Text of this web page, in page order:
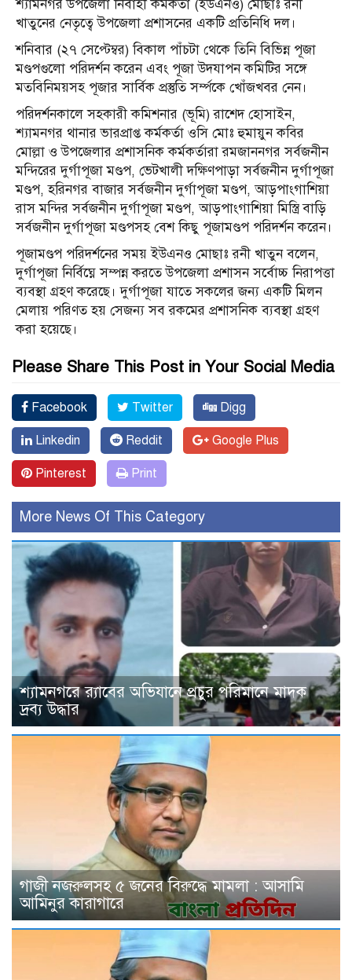
শ্যামনগর উপজেলা নির্বাহী কর্মকর্তা (ইউএনও) মোছাঃ রনী
খাতুনের নেতৃত্বে উপজেলা প্রশাসনের একটি প্রতিনিধি দল।
শনিবার (২৭ সেপ্টেম্বর) বিকাল পাঁচটা থেকে তিনি বিভিন্ন পূজা
মণ্ডপগুলো পরিদর্শন করেন এবং পূজা উদযাপন কমিটির সঙ্গে
মতবিনিময়সহ পূজার সার্বিক প্রস্তুতি সর্ম্পকে খোঁজখবর নেন।
পরিদর্শনকালে সহকারী কমিশনার (ভূমি) রাশেদ হোসাইন,
শ্যামনগর থানার ভারপ্রাপ্ত কর্মকর্তা ওসি মোঃ হুমায়ুন কবির
মোল্লা ও উপজেলার প্রশাসনিক কর্মকর্তারা রমজাননগর সর্বজনীন
মন্দিরের দুর্গাপূজা মণ্ডপ, ভেটখালী দক্ষিণপাড়া সর্বজনীন দুর্গাপূজা
মণ্ডপ, হরিনগর বাজার সর্বজনীন‎ দুর্গাপূজা মণ্ডপ, আড়পাংগাশিয়া
রাস মন্দির সর্বজনীন দুর্গাপূজা মণ্ডপ, আড়পাংগাশিয়া মিস্ত্রি বাড়ি
সর্বজনীন দুর্গাপূজা মণ্ডপসহ বেশ কিছু পূজামণ্ডপ পরিদর্শন করেন।
পূজামণ্ডপ পরিদর্শনের সময় ইউএনও মোছাঃ রনী খাতুন বলেন,
দুর্গাপূজা নির্বিঘ্নে সম্পন্ন করতে উপজেলা প্রশাসন সর্বোচ্চ নিরাপত্তা
ব্যবস্থা গ্রহণ করেছে। দুর্গাপূজা যাতে সকলের জন্য একটি মিলন
মেলায় পরিণত হয় সেজন্য সব রকমের প্রশাসনিক ব্যবস্থা গ্রহণ
করা হয়েছে।
Please Share This Post in Your Social Media
Facebook Twitter Digg
Linkedin Reddit Google Plus
Pinterest Print
More News Of This Category
শ্যামনগরে র‍্যাবের অভিযানে প্রচুর পরিমানে মাদক
দ্রব্য উদ্ধার
গাজী নজরুলসহ ৫ জনের বিরুদ্ধে মামলা : আসামি
আমিনুর কারাগারে